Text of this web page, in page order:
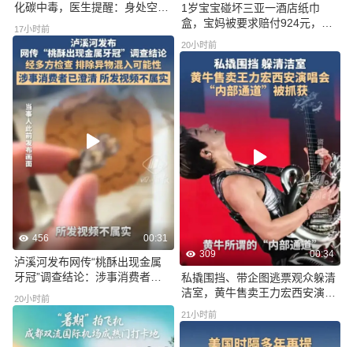
化碳中毒，医生提醒：身处空调
房时，最好每隔一小时就开窗通
风5分钟
17小时前
456 00:31
泸溪河发布网传“桃酥出现金属
牙冠”调查结论：涉事消费者已
澄清，所发视频不属实
20小时前
1岁宝宝碰坏三亚一酒店纸巾
盒，宝妈被要求赔付924元，发
帖吐槽后酒店退还一半的钱，当
地市监局回应：标价高于采购价
不算违规，双方可协商解决
20小时前
309 00:34
私撬围挡、带企图逃票观众躲清
洁室，黄牛售卖王力宏西安演唱
会“内部通道”被抓获
21小时前